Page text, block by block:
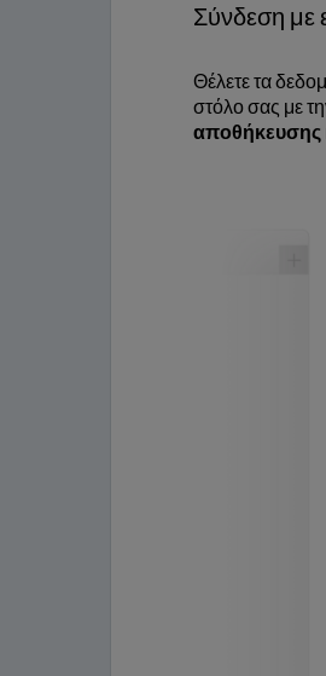
Σύνδεση με
Θέλετε τα
στόλο σας με
αποθήκευσης